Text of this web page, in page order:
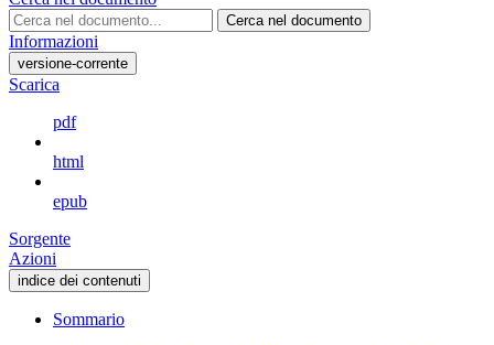
Cerca nel documento
Informazioni
versione-corrente
Scarica
pdf
html
epub
Sorgente
Azioni
indice dei contenuti
Sommario